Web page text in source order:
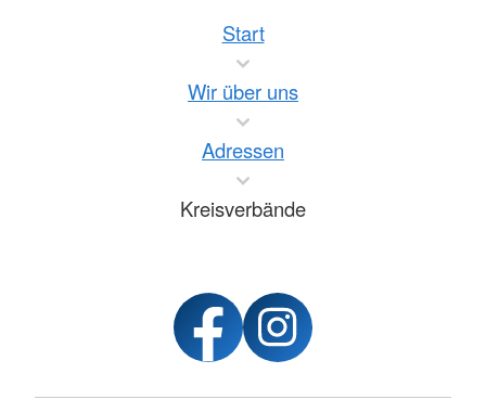
Start
Wir über uns
Adressen
Kreisverbände